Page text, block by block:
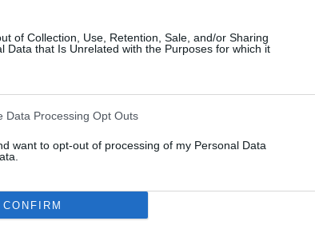
of Collection, Use, Retention, Sale, and/or Sharing
Data that Is Unrelated with the Purposes for which it
Data Processing Opt Outs
want to opt-out of processing of my Personal Data
CONFIRM
RANKING POR COMPETICIONES
Copa Provincial RFAF
1 (25%)